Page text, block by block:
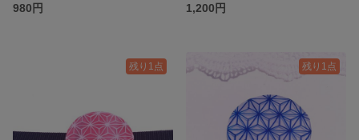
980円
1,200円
残り1点 残り1点